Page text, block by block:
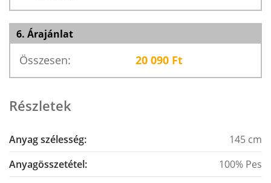
6. Árajánlat
Összesen: 20 090 Ft
Részletek
Anyag szélesség:
145 cm
Anyagösszetétel:
100% Pes